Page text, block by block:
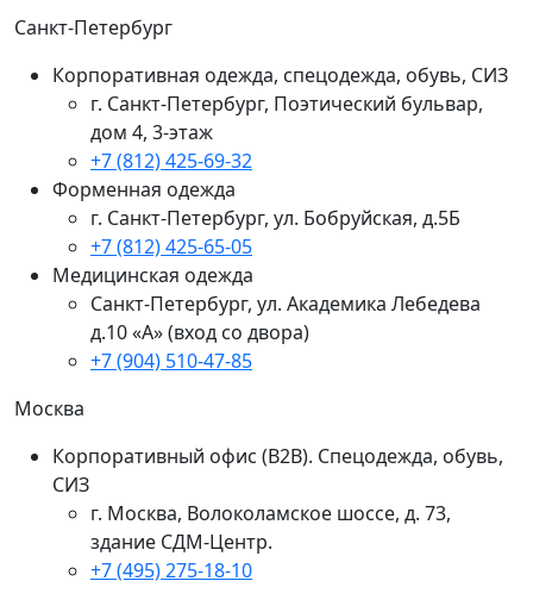
Санкт-Петербург
Корпоративная одежда, спецодежда, обувь, СИЗ
г. Санкт-Петербург, Поэтический бульвар,
дом 4, 3-этаж
+7 (812) 425-69-32
Форменная одежда
г. Санкт-Петербург, ул. Бобруйская, д.5Б
+7 (812) 425-65-05
Медицинская одежда
Санкт-Петербург, ул. Академика Лебедева
д.10 «А» (вход со двора)
+7 (904) 510-47-85
Москва
Корпоративный офис (В2В). Спецодежда, обувь,
СИЗ
г. Москва, Волоколамское шоссе, д. 73,
здание СДМ-Центр.
+7 (495) 275-18-10